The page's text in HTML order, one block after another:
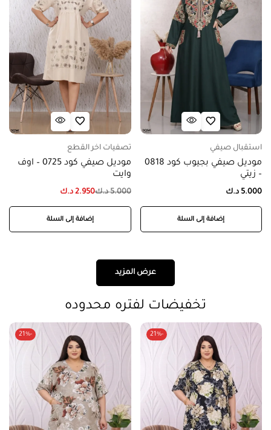
استقبال صيفي
موديل صيفي بجيوب كود 0818
– زيتي
5.000 د.ك
إضافة إلى السلة
تصفيات اخر القطع
موديل صيفي كود 0725 – اوف
وايت
5.000 د.ك2.950 د.ك
إضافة إلى السلة
عرض المزيد
تخفيضات لفتره محدوده
-21%
-21%